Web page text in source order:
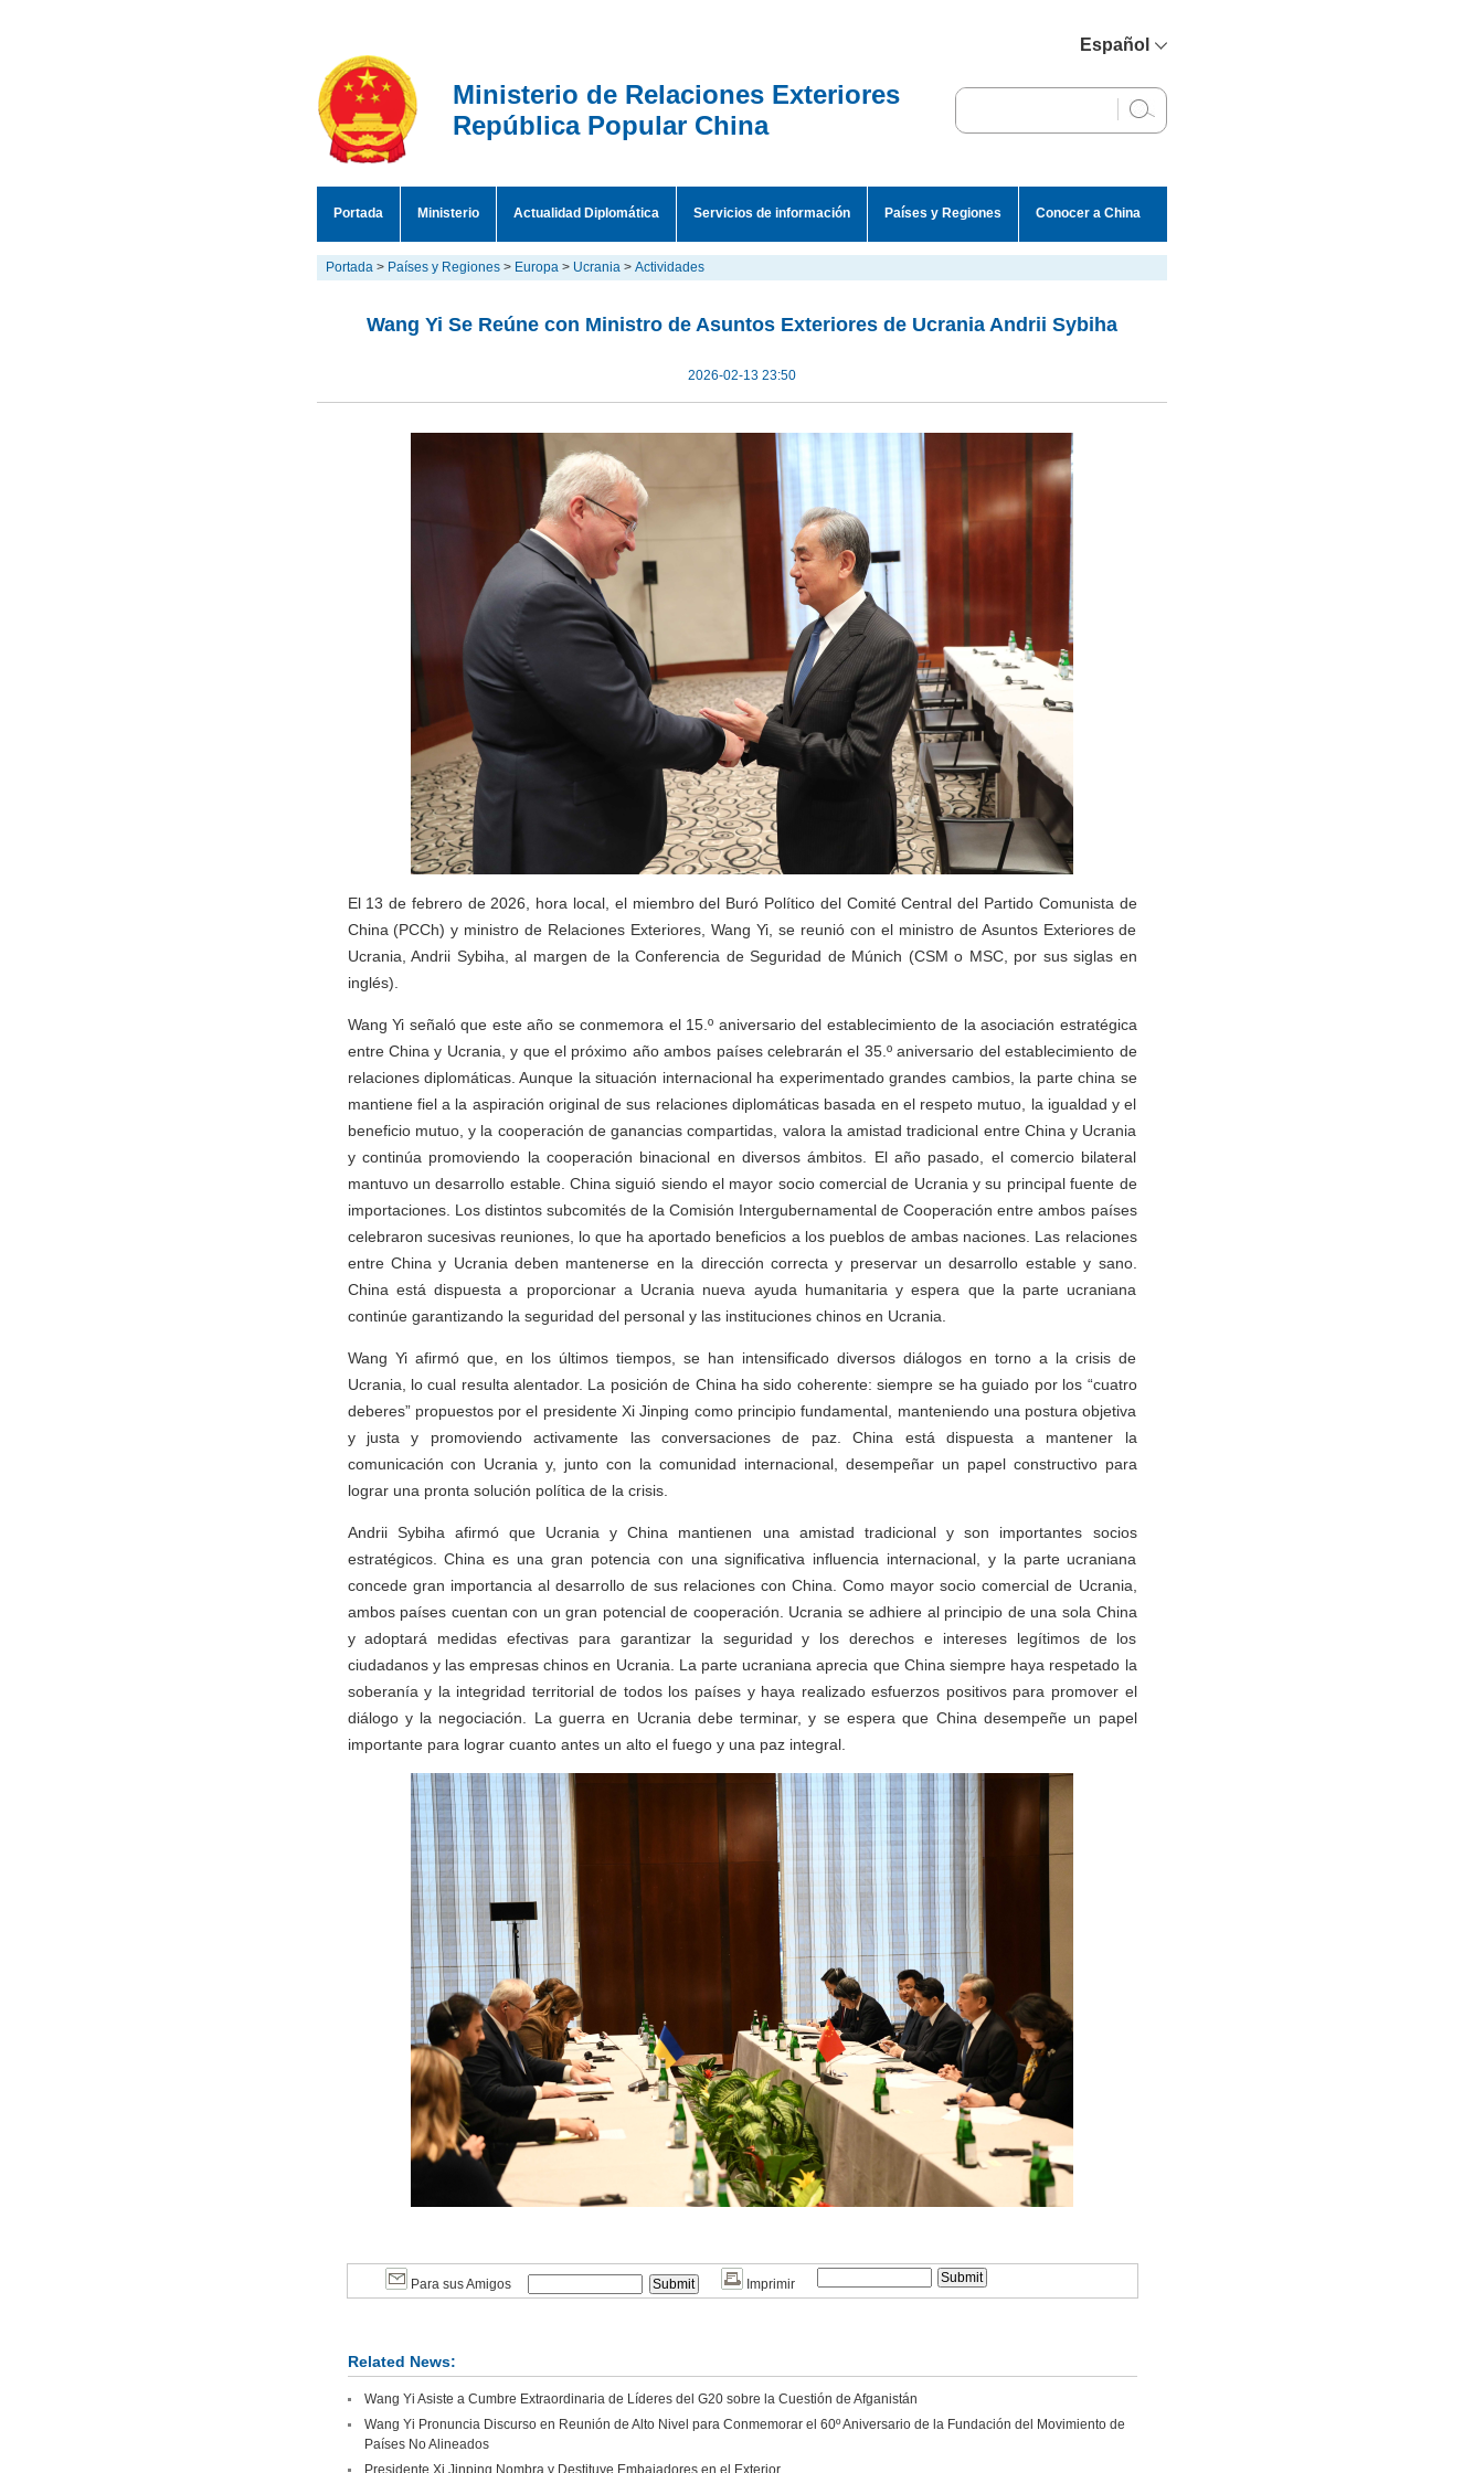
Español
English
Ministerio de Relaciones Exteriores
República Popular China
Portada Ministerio Actualidad Diplomática Servicios de información Países y Regiones Conocer a China
Portada > Países y Regiones > Europa > Ucrania > Actividades
Wang Yi Se Reúne con Ministro de Asuntos Exteriores de Ucrania Andrii Sybiha
2026-02-13 23:50
El 13 de febrero de 2026, hora local, el miembro del Buró Político del Comité Central del Partido Comunista de
China (PCCh) y ministro de Relaciones Exteriores, Wang Yi, se reunió con el ministro de Asuntos Exteriores de
Ucrania, Andrii Sybiha, al margen de la Conferencia de Seguridad de Múnich (CSM o MSC, por sus siglas en
inglés).
Wang Yi señaló que este año se conmemora el 15.º aniversario del establecimiento de la asociación estratégica
entre China y Ucrania, y que el próximo año ambos países celebrarán el 35.º aniversario del establecimiento de
relaciones diplomáticas. Aunque la situación internacional ha experimentado grandes cambios, la parte china se
mantiene fiel a la aspiración original de sus relaciones diplomáticas basada en el respeto mutuo, la igualdad y el
beneficio mutuo, y la cooperación de ganancias compartidas, valora la amistad tradicional entre China y Ucrania
y continúa promoviendo la cooperación binacional en diversos ámbitos. El año pasado, el comercio bilateral
mantuvo un desarrollo estable. China siguió siendo el mayor socio comercial de Ucrania y su principal fuente de
importaciones. Los distintos subcomités de la Comisión Intergubernamental de Cooperación entre ambos países
celebraron sucesivas reuniones, lo que ha aportado beneficios a los pueblos de ambas naciones. Las relaciones
entre China y Ucrania deben mantenerse en la dirección correcta y preservar un desarrollo estable y sano.
China está dispuesta a proporcionar a Ucrania nueva ayuda humanitaria y espera que la parte ucraniana
continúe garantizando la seguridad del personal y las instituciones chinos en Ucrania.
Wang Yi afirmó que, en los últimos tiempos, se han intensificado diversos diálogos en torno a la crisis de
Ucrania, lo cual resulta alentador. La posición de China ha sido coherente: siempre se ha guiado por los “cuatro
deberes” propuestos por el presidente Xi Jinping como principio fundamental, manteniendo una postura objetiva
y justa y promoviendo activamente las conversaciones de paz. China está dispuesta a mantener la
comunicación con Ucrania y, junto con la comunidad internacional, desempeñar un papel constructivo para
lograr una pronta solución política de la crisis.
Andrii Sybiha afirmó que Ucrania y China mantienen una amistad tradicional y son importantes socios
estratégicos. China es una gran potencia con una significativa influencia internacional, y la parte ucraniana
concede gran importancia al desarrollo de sus relaciones con China. Como mayor socio comercial de Ucrania,
ambos países cuentan con un gran potencial de cooperación. Ucrania se adhiere al principio de una sola China
y adoptará medidas efectivas para garantizar la seguridad y los derechos e intereses legítimos de los
ciudadanos y las empresas chinos en Ucrania. La parte ucraniana aprecia que China siempre haya respetado la
soberanía y la integridad territorial de todos los países y haya realizado esfuerzos positivos para promover el
diálogo y la negociación. La guerra en Ucrania debe terminar, y se espera que China desempeñe un papel
importante para lograr cuanto antes un alto el fuego y una paz integral.
Para sus Amigos Imprimir
Related News:
Wang Yi Asiste a Cumbre Extraordinaria de Líderes del G20 sobre la Cuestión de Afganistán
Wang Yi Pronuncia Discurso en Reunión de Alto Nivel para Conmemorar el 60º Aniversario de la Fundación del Movimiento de
Países No Alineados
Presidente Xi Jinping Nombra y Destituye Embajadores en el Exterior